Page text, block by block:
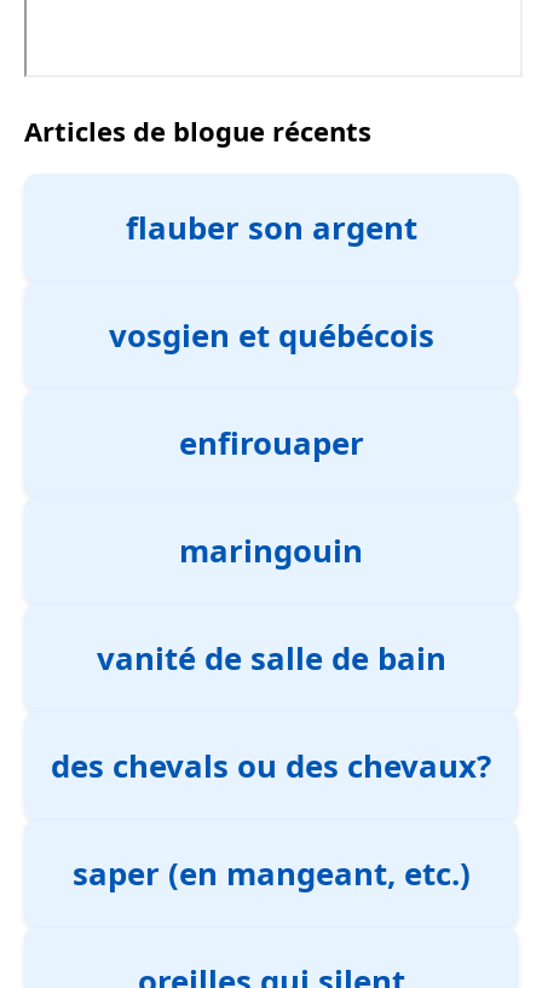
Articles de blogue récents
flauber son argent
vosgien et québécois
enfirouaper
maringouin
vanité de salle de bain
des chevals ou des chevaux?
saper (en mangeant, etc.)